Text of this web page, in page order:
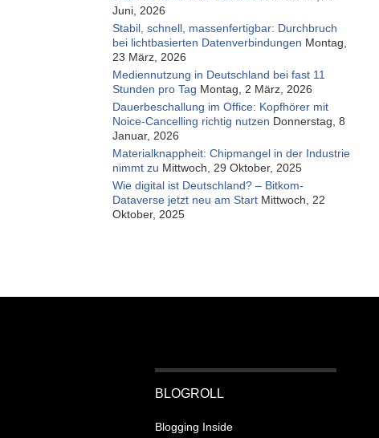
Juni, 2026
Stabil, schnell, massenfertigbar: Durchbruch
bei lichtbasierten Datenverbindungen Montag,
23 März, 2026
Mediennutzung in Deutschland bei fast 11
Stunden pro Tag Montag, 2 März, 2026
Dauerbeschallung im Office: Kopfhörer mit
Noice-Cancelling richtig nutzen Donnerstag, 8
Januar, 2026
Materialknappheit: Chipmangel in der Industrie
nimmt zu Mittwoch, 29 Oktober, 2025
Wie digital ist Deutschland? – Bitkom-
Dataverse jetzt neu am Start Mittwoch, 22
Oktober, 2025
BLOGROLL
Blogging Inside